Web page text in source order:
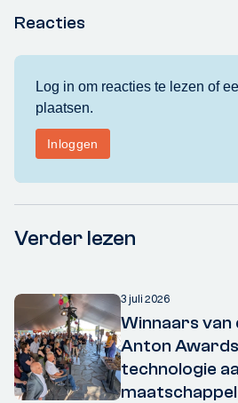
Reacties
Verder lezen
3 juli 2026
Winnaars van
Anton
technologie